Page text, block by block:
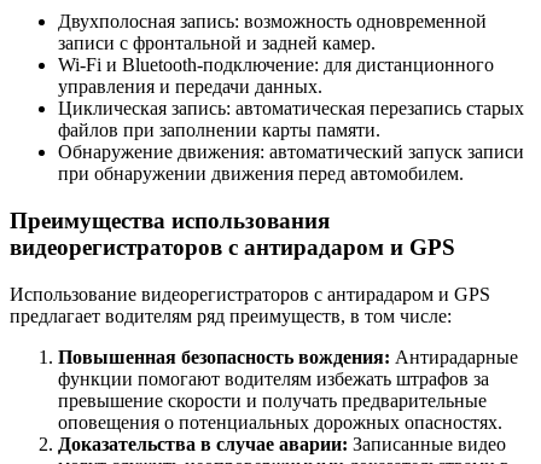
Двухполосная запись: возможность одновременной
записи с фронтальной и задней камер.
Wi-Fi и Bluetooth-подключение: для дистанционного
управления и передачи данных.
Циклическая запись: автоматическая перезапись старых
файлов при заполнении карты памяти.
Обнаружение движения: автоматический запуск записи
при обнаружении движения перед автомобилем.
Преимущества использования
видеорегистраторов с антирадаром и GPS
Использование видеорегистраторов с антирадаром и GPS
предлагает водителям ряд преимуществ, в том числе:
Повышенная безопасность вождения: Антирадарные
функции помогают водителям избежать штрафов за
превышение скорости и получать предварительные
оповещения о потенциальных дорожных опасностях.
Доказательства в случае аварии: Записанные видео